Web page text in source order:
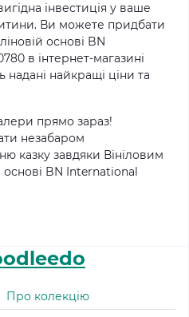
інвестиція у ваше
Ви можете придбати
основі BN
в інтернет-магазині
надані найкращі ціни та
прямо зараз!
незабаром
казку завдяки Вініловим
BN International
Про колекцію